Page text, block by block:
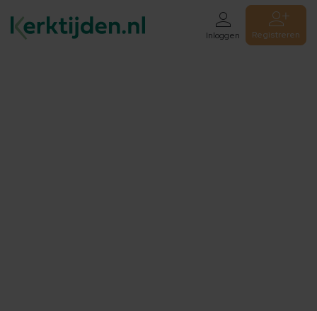
Inloggen Registreren